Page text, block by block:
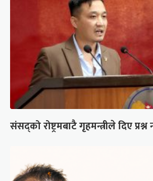
संसद्को रोष्ट्रमबाटै गृहमन्त्रीले दिए